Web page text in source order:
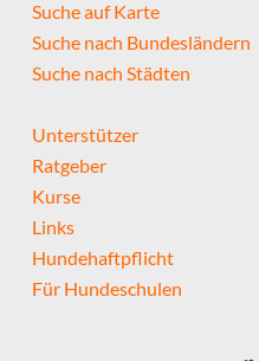
Suche auf Karte
Suche nach Bundesländern
Suche nach Städten
Unterstützer
Ratgeber
Kurse
Links
Hundehaftpflicht
Für Hundeschulen